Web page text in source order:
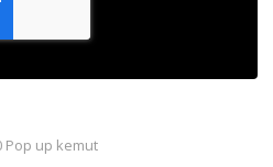
Pop up kemut